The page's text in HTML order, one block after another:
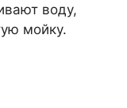
воду,
мойку.